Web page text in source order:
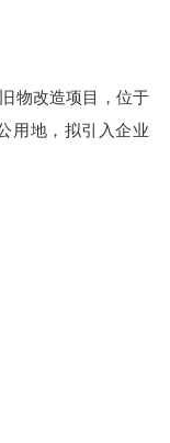
物改造项目，位于
用地，拟引入企业